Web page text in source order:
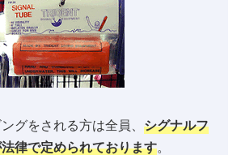
グをされる方は全員、 シグナルフ
律で定められております。